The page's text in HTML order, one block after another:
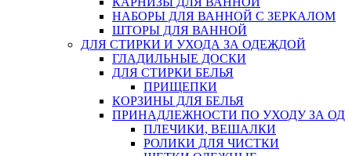
НАБОРЫ ДЛЯ ВАННОЙ С ЗЕРКАЛОМ
ШТОРЫ ДЛЯ ВАННОЙ
ДЛЯ СТИРКИ И УХОДА ЗА ОДЕЖДОЙ
ГЛАДИЛЬНЫЕ ДОСКИ
ДЛЯ СТИРКИ БЕЛЬЯ
ПРИЩЕПКИ
КОРЗИНЫ ДЛЯ БЕЛЬЯ
ПРИНАДЛЕЖНОСТИ ПО УХОДУ ЗА
ПЛЕЧИКИ, ВЕШАЛКИ
РОЛИКИ ДЛЯ ЧИСТКИ